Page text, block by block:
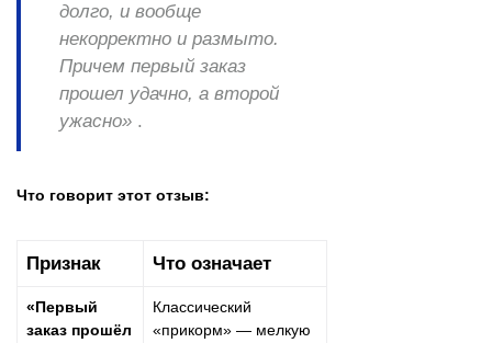
долго, и вообще
некорректно и размыто.
Причем первый заказ
прошел удачно, а второй
ужасно» .
Что говорит этот отзыв:
Признак Что означает
«Первый
заказ прошёл
Классический
«прикорм» — мелкую